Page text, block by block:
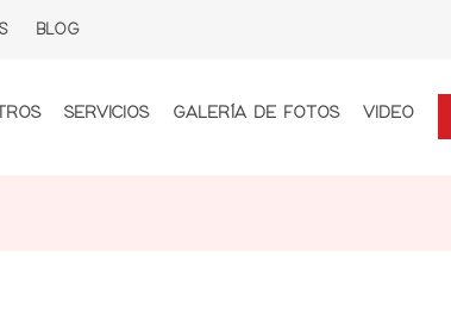
BLOG
SERVICIOS GALERÍA DE FOTOS VIDEO